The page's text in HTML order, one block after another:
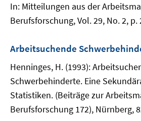
In: Mitteilungen aus der
Berufsforschung, Vol. 29, No. 2, p.
Arbeitsuchende
Henninges, H. (1993):
Schwerbehinderte. Eine
Statistiken. (Beiträge zur
Berufsforschung 172), Nürnberg,